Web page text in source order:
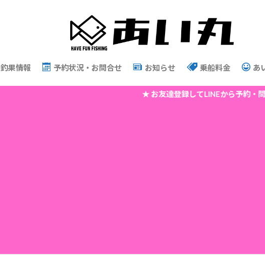
釣果情報 予約状況・お問合せ お知らせ 乗船料金 あ
★ お友達登録してLINEから予約・問合